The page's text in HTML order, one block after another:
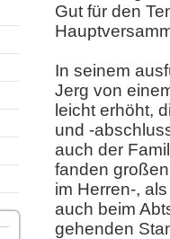
Gut für den
In seinem
Jerg von
leicht erhöht,
und -
auch der
fanden
im Herren-,
auch beim
gehenden